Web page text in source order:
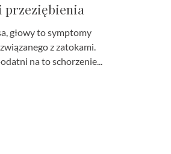
przeziębienia
głowy to symptomy
z zatokami.
na to schorzenie...